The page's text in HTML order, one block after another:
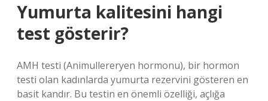
Yumurta kalitesini hangi
test gösterir?
AMH testi (Animullereryen hormonu), bir hormon
testi olan kadınlarda yumurta rezervini gösteren en
basit kandır. Bu testin en önemli özelliği, açlığa